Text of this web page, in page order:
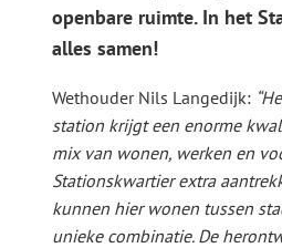
openbare ruimte. In het
alles samen!
Wethouder Nils Langedijk:
station krijgt een enorme
mix van wonen, werken en
Stationskwartier extra
kunnen hier wonen tussen
unieke combinatie. De